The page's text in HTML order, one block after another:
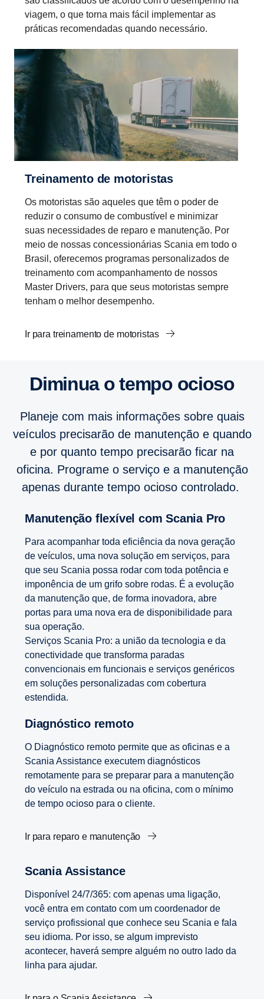
viagem, o que torna mais fácil implementar as
práticas recomendadas quando necessário.
Treinamento de motoristas
Os motoristas são aqueles que têm o poder de
reduzir o consumo de combustível e minimizar
suas necessidades de reparo e manutenção. Por
meio de nossas concessionárias Scania em todo o
Brasil, oferecemos programas personalizados de
treinamento com acompanhamento de nossos
Master Drivers, para que seus motoristas sempre
tenham o melhor desempenho.
Ir para treinamento de motoristas
Diminua o tempo ocioso
Planeje com mais informações sobre quais
veículos precisarão de manutenção e quando
e por quanto tempo precisarão ficar na
oficina. Programe o serviço e a manutenção
apenas durante tempo ocioso controlado.
Manutenção flexível com Scania Pro
Para acompanhar toda eficiência da nova geração
de veículos, uma nova solução em serviços, para
que seu Scania possa rodar com toda potência e
imponência de um grifo sobre rodas. É a evolução
da manutenção que, de forma inovadora, abre
portas para uma nova era de disponibilidade para
sua operação.
Serviços Scania Pro: a união da tecnologia e da
conectividade que transforma paradas
convencionais em funcionais e serviços genéricos
em soluções personalizadas com cobertura
estendida.
Diagnóstico remoto
O Diagnóstico remoto permite que as oficinas e a
Scania Assistance executem diagnósticos
remotamente para se preparar para a manutenção
do veículo na estrada ou na oficina, com o mínimo
de tempo ocioso para o cliente.
Ir para reparo e manutenção
Scania Assistance
Disponível 24/7/365: com apenas uma ligação,
você entra em contato com um coordenador de
serviço profissional que conhece seu Scania e fala
seu idioma. Por isso, se algum imprevisto
acontecer, haverá sempre alguém no outro lado da
linha para ajudar.